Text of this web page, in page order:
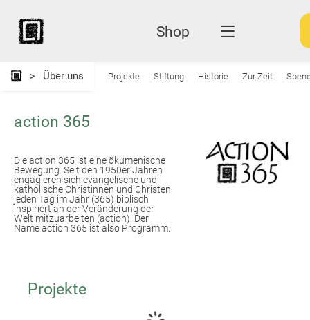
Shop
Über uns Projekte Stiftung Historie Zur Zeit
action 365
Die action 365 ist eine ökumenische
Bewegung. Seit den 1950er Jahren
engagieren sich evangelische und
katholische Christinnen und Christen
jeden Tag im Jahr (365) biblisch
inspiriert an der Veränderung der
Welt mitzuarbeiten (action). Der
Name action 365 ist also Programm.
Projekte